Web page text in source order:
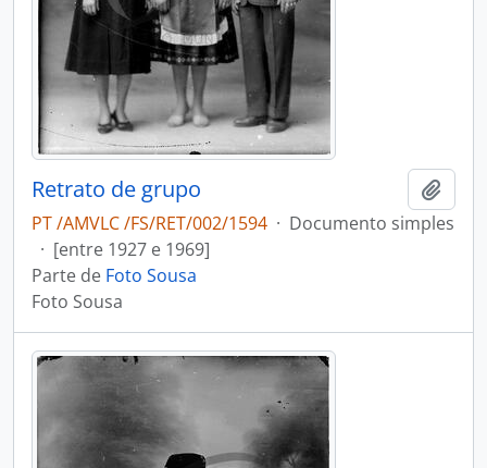
Retrato de grupo
PT /AMVLC /FS/RET/002/1594 · Documento simples
· [entre 1927 e 1969]
Parte de Foto Sousa
Foto Sousa